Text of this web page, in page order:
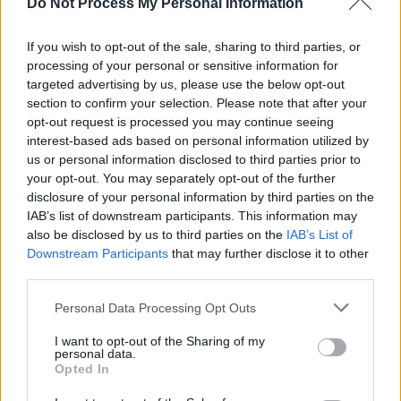
Do Not Process My Personal Information
If you wish to opt-out of the sale, sharing to third parties, or
processing of your personal or sensitive information for
targeted advertising by us, please use the below opt-out
section to confirm your selection. Please note that after your
opt-out request is processed you may continue seeing
interest-based ads based on personal information utilized by
us or personal information disclosed to third parties prior to
your opt-out. You may separately opt-out of the further
disclosure of your personal information by third parties on the
IAB’s list of downstream participants. This information may
also be disclosed by us to third parties on the IAB’s List of
Downstream Participants that may further disclose it to other
Personal Data Processing Opt Outs
I want to opt-out of the Sharing of my
personal data.
Opted In
-
18:55
Helden von nebenan
Ein bekanntes Münchner Society-Girl wird tot im Pool seines
Elternhauses aufgefunden. Sofort deutet alles auf Mord, doch
von der Tatwaffe oder einem Motiv fehlt vorerst jede Spur. Nach
dem Mord an Jasmin Benrath, Tochter einer erfolgreichen
Geschäftsfrau und bekannte Influencerin, werfen die Kommissare
einen genaueren Blick in das Leben der jungen Frau. Einige
Monate zuvor wäre Jasmin fast bei ...
Der Alte
SERIE
-
First 48 - Am Tatort mit
den US-Ermittlern
Der Besucher
USA 2020
Staffel: 22 / 12
In der Stadt Atlanta meldet eine Frau ihren Sohn als vermisst.
Kurz darauf wird der Vermisste tot in seinem eigenen
Schlafzimmer aufgefunden. Der Mann ist nackt, und jemand hat